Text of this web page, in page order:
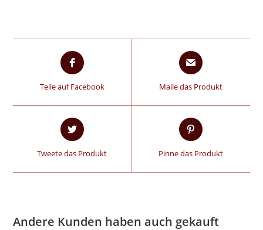
Teile auf Facebook Maile das Produkt
Tweete das Produkt Pinne das Produkt
Andere Kunden haben auch gekauft